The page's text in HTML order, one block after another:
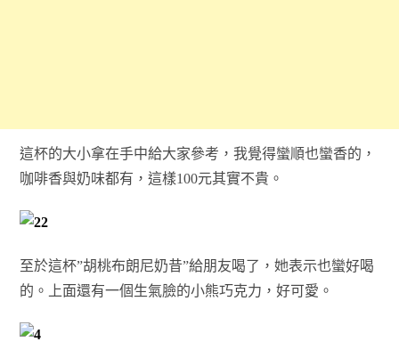
這杯的大小拿在手中給大家參考，我覺得蠻順也蠻香的，
咖啡香與奶味都有，這樣100元其實不貴。
至於這杯”胡桃布朗尼奶昔”給朋友喝了，她表示也蠻好喝
的。上面還有一個生氣臉的小熊巧克力，好可愛。